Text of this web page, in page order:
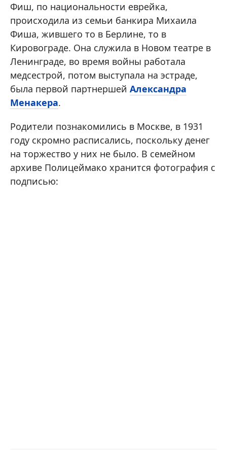
Фиш, по национальности еврейка,
происходила из семьи банкира Михаила
Фиша, жившего то в Берлине, то в
Кировограде. Она служила в Новом театре в
Ленинграде, во время войны работала
медсестрой, потом выступала на эстраде,
была первой партнершей Александра
Менакера.
Родители познакомились в Москве, в 1931
году скромно расписались, поскольку денег
на торжество у них не было. В семейном
архиве Полицеймако хранится фотография с
подписью: